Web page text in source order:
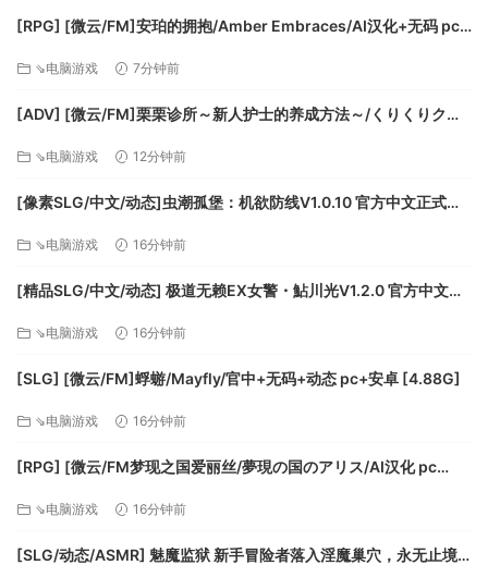
[RPG] [微云/FM]安珀的拥抱/Amber Embraces/AI汉化+无码 pc
⇘电脑游戏 7分钟前
[ADV] [微云/FM]栗栗诊所～新人护士的养成方法～/くりくりクリ
⇘电脑游戏 12分钟前
[像素SLG/中文/动态]虫潮孤堡：机欲防线V1.0.10 官方中文正式步
⇘电脑游戏 16分钟前
[精品SLG/中文/动态] 极道无赖EX女警・鮎川光V1.2.0 官方中文版
⇘电脑游戏 16分钟前
[SLG] [微云/FM]蜉蝣/Mayfly/官中+无码+动态 pc+安卓 [4.88G]
⇘电脑游戏 16分钟前
[RPG] [微云/FM梦现之国爱丽丝/夢現の国のアリス/AI汉化 pc
⇘电脑游戏 16分钟前
[SLG/动态/ASMR] 魅魔监狱 新手冒险者落入淫魔巢穴，永无止境